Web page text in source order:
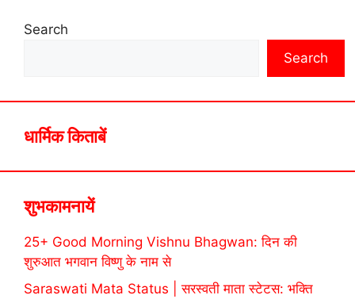
Search
Search
धार्मिक किताबें
शुभकामनायें
25+ Good Morning Vishnu Bhagwan: दिन की
शुरुआत भगवान विष्णु के नाम से
Saraswati Mata Status | सरस्वती माता स्टेटस: भक्ति